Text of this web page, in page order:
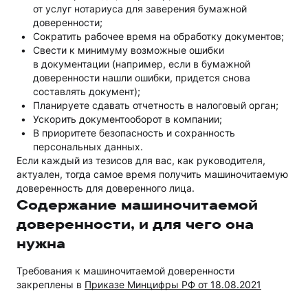
от услуг нотариуса для заверения бумажной
доверенности;
Сократить рабочее время на обработку документов;
Свести к минимуму возможные ошибки
в документации (например, если в бумажной
доверенности нашли ошибки, придется снова
составлять документ);
Планируете сдавать отчетность в налоговый орган;
Ускорить документооборот в компании;
В приоритете безопасность и сохранность
персональных данных.
Если каждый из тезисов для вас, как руководителя,
актуален, тогда самое время получить машиночитаемую
доверенность для доверенного лица.
Содержание машиночитаемой
доверенности, и для чего она
нужна
Требования к машиночитаемой доверенности
закреплены в Приказе Минцифры РФ от 18.08.2021